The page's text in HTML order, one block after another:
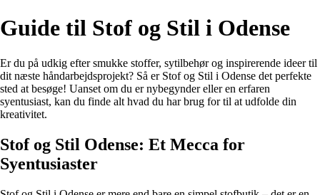
Guide til Stof og Stil i Odense
Er du på udkig efter smukke stoffer, sytilbehør og inspirerende ideer til
dit næste håndarbejdsprojekt? Så er Stof og Stil i Odense det perfekte
sted at besøge! Uanset om du er nybegynder eller en erfaren
syentusiast, kan du finde alt hvad du har brug for til at udfolde din
kreativitet.
Stof og Stil Odense: Et Mecca for
Syentusiaster